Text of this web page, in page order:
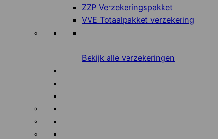
ZZP Verzekeringspakket
VVE Totaalpakket verzekering
Bekijk alle verzekeringen